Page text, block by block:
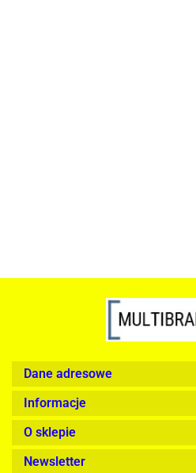
Dane adresowe
Informacje
O sklepie
Newsletter